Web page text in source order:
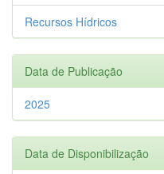
Recursos Hídricos
Data de Publicação
2025
Data de Disponibilização